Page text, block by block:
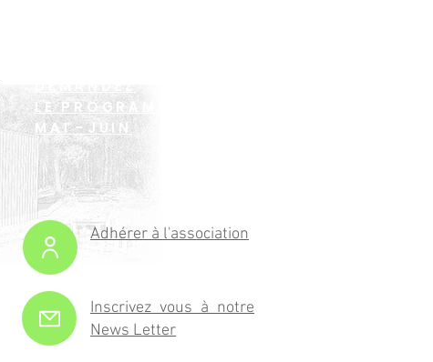
DEMANDEZ
LE PROGRAMME !
MAI -JUIN
Adhérer à l'association
Inscrivez vous à notre
News Letter